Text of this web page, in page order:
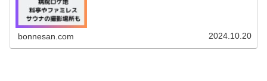
bonnesan.com 2024.10.20